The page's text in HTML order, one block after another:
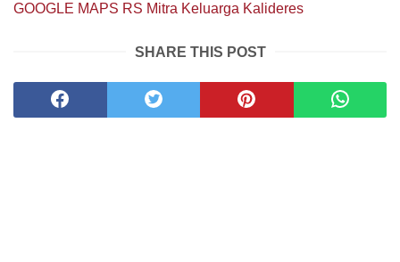
GOOGLE MAPS RS Mitra Keluarga Kalideres
SHARE THIS POST